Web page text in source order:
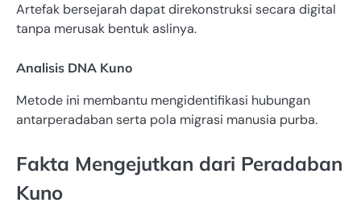
Artefak bersejarah dapat direkonstruksi secara digital
tanpa merusak bentuk aslinya.
Analisis DNA Kuno
Metode ini membantu mengidentifikasi hubungan
antarperadaban serta pola migrasi manusia purba.
Fakta Mengejutkan dari Peradaban
Kuno